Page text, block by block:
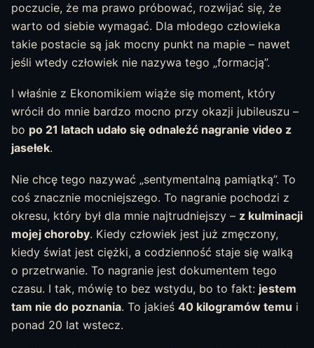
poczucie, że ma prawo próbować, rozwijać się, że
warto od siebie wymagać. Dla młodego człowieka
takie postacie są jak mocny punkt na mapie – nawet
jeśli wtedy człowiek nie nazywa tego „formacją”.
I właśnie z Ekonomikiem wiąże się moment, który
wrócił do mnie bardzo mocno przy okazji jubileuszu –
bo po 21 latach udało się odnaleźć nagranie video z
jasełek.
Nie chcę tego nazywać „sentymentalną pamiątką”. To
coś znacznie mocniejszego. To nagranie pochodzi z
okresu, który był dla mnie najtrudniejszy – z kulminacji
mojej choroby. Kiedy człowiek jest już zmęczony,
kiedy świat jest ciężki, a codzienność staje się walką
o przetrwanie. To nagranie jest dokumentem tego
czasu. I tak, mówię to bez wstydu, bo to fakt: jestem
tam nie do poznania. To jakieś 40 kilogramów temu i
ponad 20 lat wstecz.